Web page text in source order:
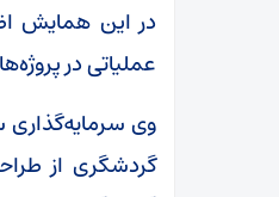
در این همایش
عملیاتی در
وی سرمایه‌گذاری
گردشگری از